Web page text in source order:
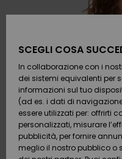
e
Surf
e
Surf
Da
Snow
SURF
SNOW
Shop
Snow
Shop
OUTLET
SCEGLI COSA
In collaborazione con i
dei sistemi equivalenti per
informazioni sul tuo
(ad es. i dati di
essere utilizzati per: offrirti
personalizzati, misurare
pubblicità, per fornire
meglio il nostro pubblico o